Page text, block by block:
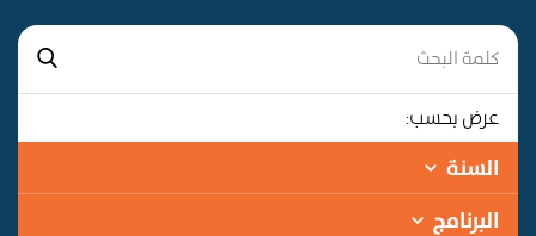
عرض بحسب:
السنة
البرنامج